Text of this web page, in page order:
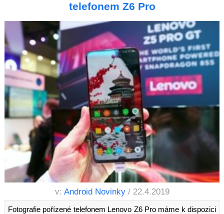
telefonem Z6 Pro
v: Android Novinky / 22.4.2019
Fotografie pořízené telefonem Lenovo Z6 Pro máme k dispozici